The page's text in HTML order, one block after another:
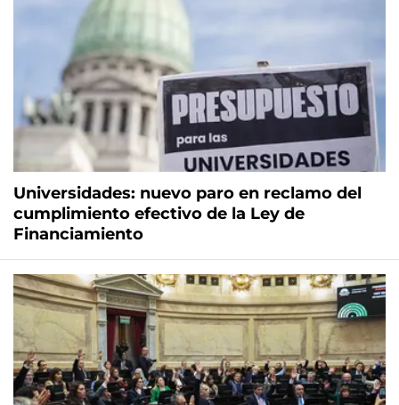
Universidades: nuevo paro en reclamo del
cumplimiento efectivo de la Ley de
Financiamiento